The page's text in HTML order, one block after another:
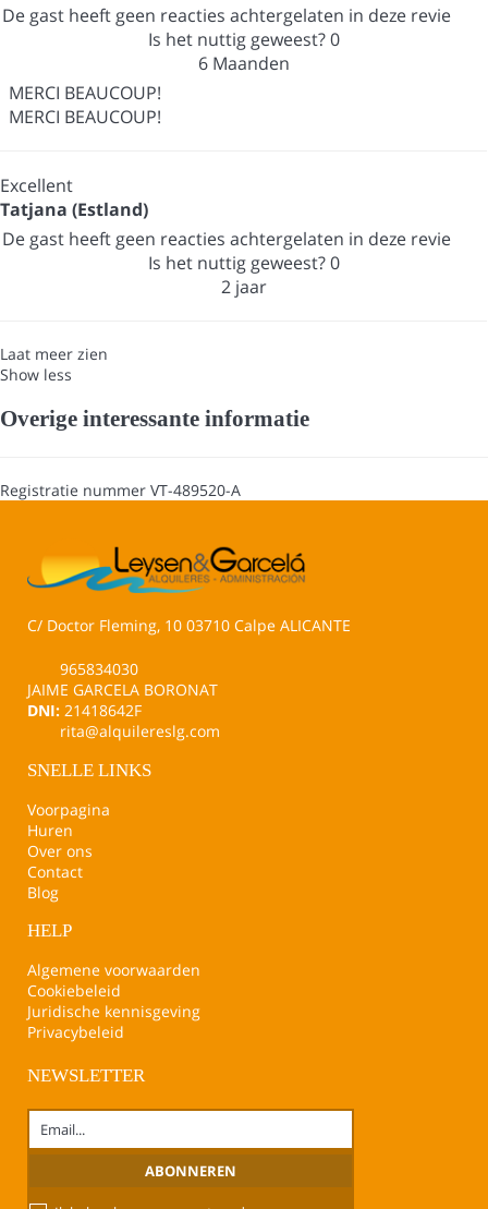
De gast heeft geen reacties achtergelaten in deze revie
Is het nuttig geweest?0
6 Maanden
MERCI BEAUCOUP!
MERCI BEAUCOUP!
Excellent
Tatjana (Estland)
De gast heeft geen reacties achtergelaten in deze revie
Is het nuttig geweest?0
2 jaar
Laat meer zien
Show less
Overige interessante informatie
Registratie nummer VT-489520-A
C/ Doctor Fleming, 10 03710 Calpe ALICANTE
965834030
JAIME GARCELA BORONAT
DNI: 21418642F
rita@alquilereslg.com
SNELLE LINKS
Voorpagina
Huren
Over ons
Contact
Blog
HELP
Algemene voorwaarden
Cookiebeleid
Juridische kennisgeving
Privacybeleid
NEWSLETTER